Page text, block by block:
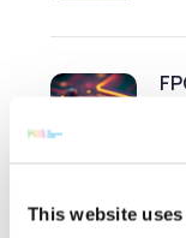
This website